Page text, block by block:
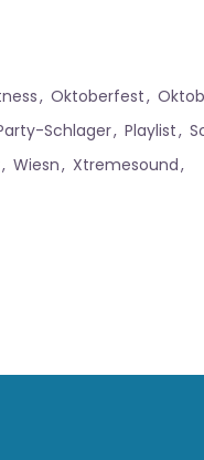
Oktoberfest
Schlager Playlist
Wiesn
Xtremesound